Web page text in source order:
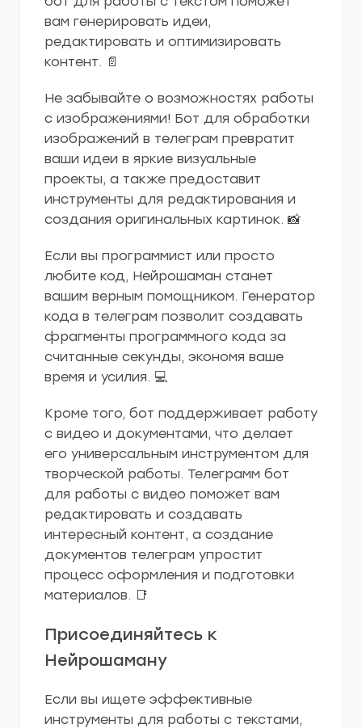
вам генерировать идеи,
редактировать и оптимизировать
контент. 📄
Не забывайте о возможностях работы
с изображениями! Бот для обработки
изображений в телеграм превратит
ваши идеи в яркие визуальные
проекты, а также предоставит
инструменты для редактирования и
создания оригинальных картинок. 📸
Если вы программист или просто
любите код, Нейрошаман станет
вашим верным помощником. Генератор
кода в телеграм позволит создавать
фрагменты программного кода за
считанные секунды, экономя ваше
время и усилия. 💻
Кроме того, бот поддерживает работу
с видео и документами, что делает
его универсальным инструментом для
творческой работы. Телеграмм бот
для работы с видео поможет вам
редактировать и создавать
интересный контент, а создание
документов телеграм упростит
процесс оформления и подготовки
материалов. 📑
Присоединяйтесь к
Нейрошаману
Если вы ищете эффективные
инструменты для работы с текстами,